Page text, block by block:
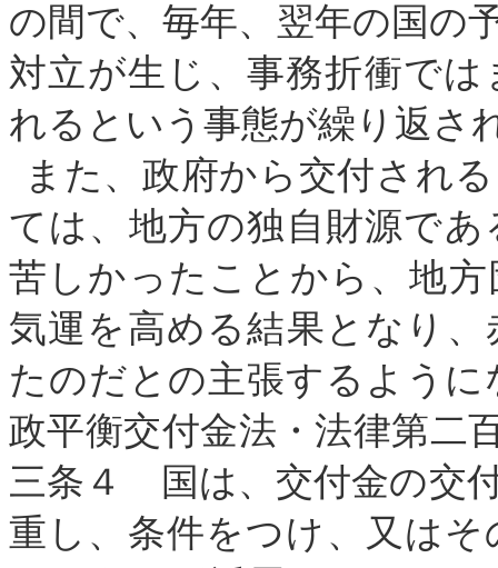
の間で、毎年、翌年の国の
対立が生じ、事務折衝で
れるという事態が繰り返さ
また、政府から交付され
ては、地方の独自財源で
苦しかったことから、地
気運を高める結果となり
たのだとの主張するよう
政平衡交付金法・法律第二
三条 ４ 国は、交付金の交
重し、条件をつけ、又は